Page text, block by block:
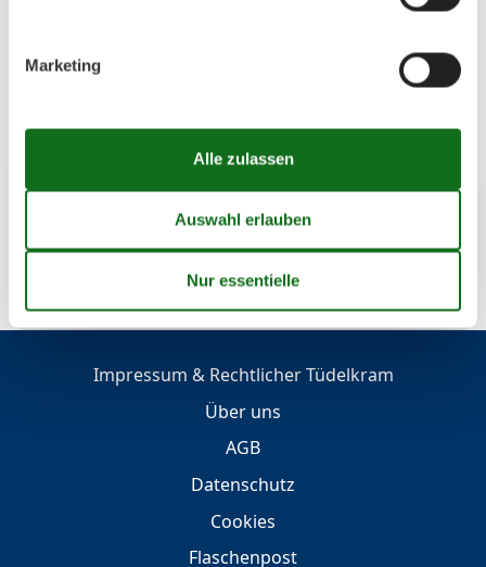
🧳RundumSorglos unterwegs ab 7 Euro - jetzt
Geografien
Alle
Impressum & Rechtlicher Tüdelkram
Über uns
AGB
Datenschutz
Cookies
Flaschenpost
Marketing